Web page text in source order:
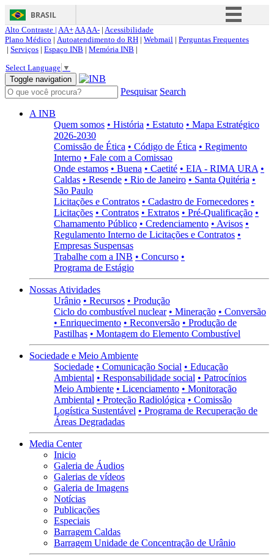
BRASIL
Simplifique!
Acesso à informação
Canais
Alto Contraste | AA+AAAA- | Acessibilidade
Plano Médico | Autoatendimento do RH | Webmail | Perguntas Frequentes
| Serviços | Espaço INB | Memória INB |
Select Language ▼
Toggle navigation
Pesquisar Search
A INB
Quem somos • História • Estatuto • Mapa Estratégico
2026-2030
Comissão de Ética • Código de Ética • Regimento
Interno • Fale com a Comissao
Onde estamos • Buena • Caetité • EIA - RIMA URA •
Caldas • Resende • Rio de Janeiro • Santa Quitéria •
São Paulo
Licitações e Contratos • Cadastro de Fornecedores •
Licitações • Contratos • Extratos • Pré-Qualificação •
Chamamento Público • Credenciamento • Avisos •
Regulamento Interno de Licitações e Contratos •
Empresas Suspensas
Trabalhe com a INB • Concurso •
Programa de Estágio
Nossas Atividades
Urânio • Recursos • Produção
Ciclo do combustível nuclear • Mineração • Conversão
• Enriquecimento • Reconversão • Produção de
Pastilhas • Montagem do Elemento Combustível
Sociedade e Meio Ambiente
Sociedade • Comunicação Social • Educação
Ambiental • Responsabilidade social • Patrocínios
Meio Ambiente • Licenciamento • Monitoração
Ambiental • Proteção Radiológica • Comissão
Logística Sustentável • Programa de Recuperação de
Áreas Degradadas
Media Center
Inicio
Galeria de Áudios
Galerias de vídeos
Galeria de Imagens
Notícias
Publicações
Especiais
Barragem Caldas
Barragem Unidade de Concentração de Urânio